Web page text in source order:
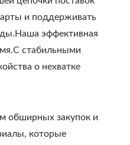
и поддерживать
эффективная
стабильными
о нехватке
обширных закупок и
которые